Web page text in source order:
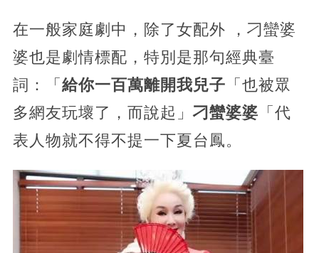
在一般家庭劇中，除了女配外 ，刁蠻婆
婆也是劇情標配，特別是那句經典臺
詞：「 給你一百萬離開我兒子 「也被眾
多網友玩壞了，而說起」刁蠻婆婆 「代
表人物就不得不提一下夏台鳳。